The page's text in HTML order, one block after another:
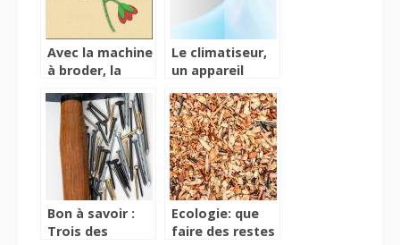
Avec la machine
à broder, la
une véritable
partie de plaisir!
Le climatiseur,
un appareil
fraîcheur en
période de
chaleur
Bon à savoir :
Trois des
Ecologie: que
faire des restes